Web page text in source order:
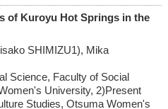
of Kuroyu Hot Springs in the
SHIMIZU1), Mika
Science, Faculty of Social
University, 2)Present
Studies, Otsuma Women's